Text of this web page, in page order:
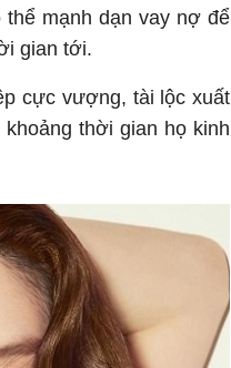
thể mạnh dạn vay nợ để
gian tới.
cực vượng, tài lộc xuất
thời gian họ kinh